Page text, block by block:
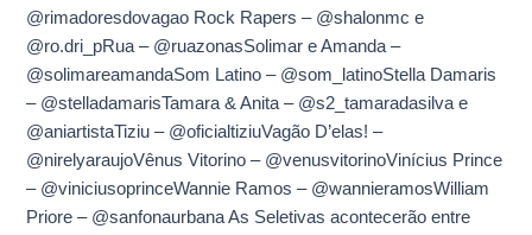
@rimadoresdovagao Rock Rapers – @shalonmc e
@ro.dri_pRua – @ruazonasSolimar e Amanda –
@solimareamandaSom Latino – @som_latinoStella Damaris
– @stelladamarisTamara & Anita – @s2_tamaradasilva e
@aniartistaTiziu – @oficialtiziuVagão D’elas! –
@nirelyaraujoVênus Vitorino – @venusvitorinoVinícius Prince
– @viniciusoprinceWannie Ramos – @wannieramosWilliam
Priore – @sanfonaurbana As Seletivas acontecerão entre